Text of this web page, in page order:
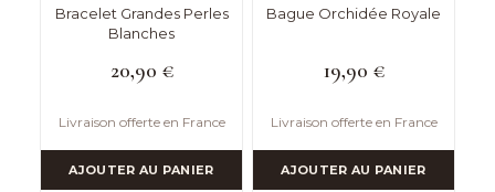
Bracelet Grandes Perles
Blanches
20,90 €
Livraison offerte en France
AJOUTER AU PANIER
Bague Orchidée Royale
19,90 €
Livraison offerte en France
AJOUTER AU PANIER